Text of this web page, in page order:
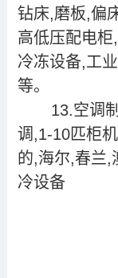
钻床,磨板,偏
高低压配电
冷冻设备,工
等。
13.空调
调,1-10匹柜
的,海尔,春兰,
冷设备